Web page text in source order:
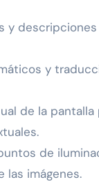
y
y
de la
de
las imágenes.